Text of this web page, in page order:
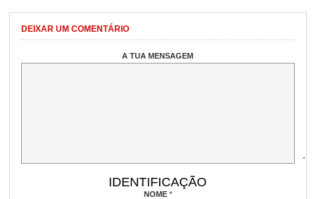
DEIXAR UM COMENTÁRIO
A TUA MENSAGEM
IDENTIFICAÇÃO
NOME *